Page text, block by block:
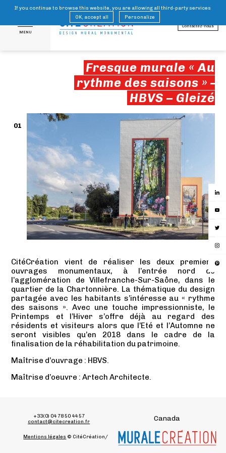
MENU
Contactez-nous
FR EN
Fresque murale « Au
rythme des saisons » –
HBVS – Gleizé
CitéCréation vient de réaliser les deux premiers
ouvrages monumentaux, à l’entrée nord de
l’agglomération de Villefranche-Sur-Saône, dans le
quartier de la Chartonnière. La thématique du design
partagée avec les habitants s’intéresse au « rythme
des saisons ». Avec une touche impressionniste, le
Printemps et l’Hiver s’offre déjà au regard des
résidents et visiteurs alors que l’Eté et l’Automne ne
seront visibles qu’en 2018 dans le cadre de la
finalisation de la réhabilitation du patrimoine.
Maîtrise d’ouvrage : HBVS.
Maîtrise d’oeuvre : Artech Architecte.
01
+33(0) 04 78 50 44 57
contact@citecreation.fr
Mentions légales © CitéCréation
Canada
If you continue to browse this website, you are allowing all third-party services
OK, accept all
Personalize